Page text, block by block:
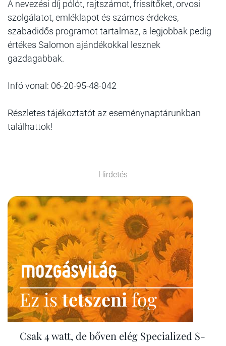
A nevezési díj pólót, rajtszámot, frissítőket, orvosi
szolgálatot, emléklapot és számos érdekes,
szabadidős programot tartalmaz, a legjobbak pedig
értékes Salomon ajándékokkal lesznek
gazdagabbak.
Infó vonal: 06-20-95-48-042
Részletes tájékoztatót az eseménynaptárunkban
találhattok!
Hirdetés
Ez istetszenifog
Csak 4 watt, de bőven elég Specialized S-